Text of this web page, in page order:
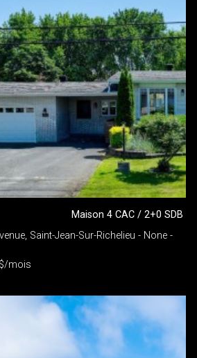
Maison 4 CAC / 2+0 SDB
Saint-Jean-Sur-Richelieu - None -
mois